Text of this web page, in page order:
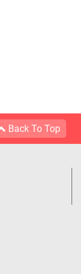
Back To Top